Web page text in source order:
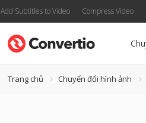
Add Subtitles to Video Compress Video
Trang chủ Chuyển đổi hình ảnh